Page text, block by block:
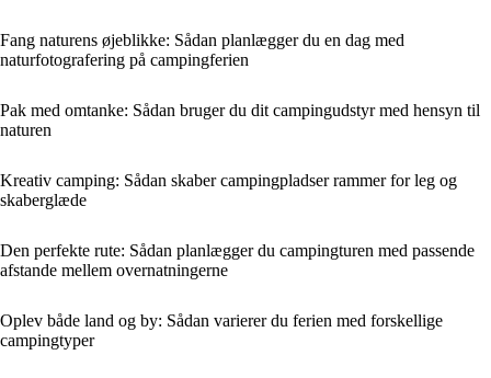
Fang naturens øjeblikke: Sådan planlægger du en dag med
naturfotografering på campingferien
Pak med omtanke: Sådan bruger du dit campingudstyr med hensyn til
naturen
Kreativ camping: Sådan skaber campingpladser rammer for leg og
skaberglæde
Den perfekte rute: Sådan planlægger du campingturen med passende
afstande mellem overnatningerne
Oplev både land og by: Sådan varierer du ferien med forskellige
campingtyper